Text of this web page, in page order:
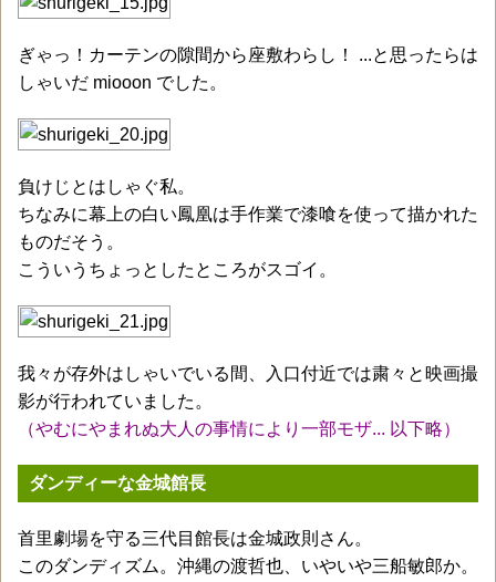
ぎゃっ！カーテンの隙間から座敷わらし！ ...と思ったらは
しゃいだ miooon でした。
負けじとはしゃぐ私。
ちなみに幕上の白い鳳凰は手作業で漆喰を使って描かれた
ものだそう。
こういうちょっとしたところがスゴイ。
我々が存外はしゃいでいる間、入口付近では粛々と映画撮
影が行われていました。
（やむにやまれぬ大人の事情により一部モザ... 以下略）
ダンディーな金城館長
首里劇場を守る三代目館長は金城政則さん。
このダンディズム。沖縄の渡哲也、いやいや三船敏郎か。